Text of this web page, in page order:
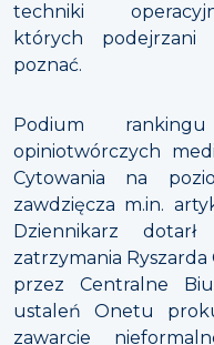
techniki
których
poznać.
Podium
opiniotwórczych
Cytowania na
zawdzięcza m.in.
Dziennikarz
zatrzymania Ryszarda
przez Centralne
ustaleń Onetu
zawarcie